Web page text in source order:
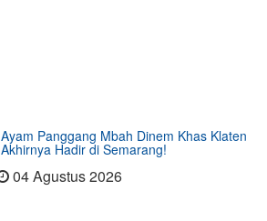
Ayam Panggang Mbah Dinem Khas Klaten
Akhirnya Hadir di Semarang!
04 Agustus 2026